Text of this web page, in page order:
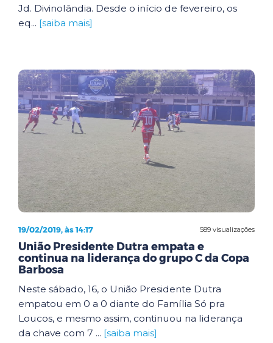
Jd. Divinolândia. Desde o início de fevereiro, os
eq... [saiba mais]
589 visualizações
19/02/2019, às 14:17
União Presidente Dutra empata e
continua na liderança do grupo C da Copa
Barbosa
Neste sábado, 16, o União Presidente Dutra
empatou em 0 a 0 diante do Família Só pra
Loucos, e mesmo assim, continuou na liderança
da chave com 7 ... [saiba mais]